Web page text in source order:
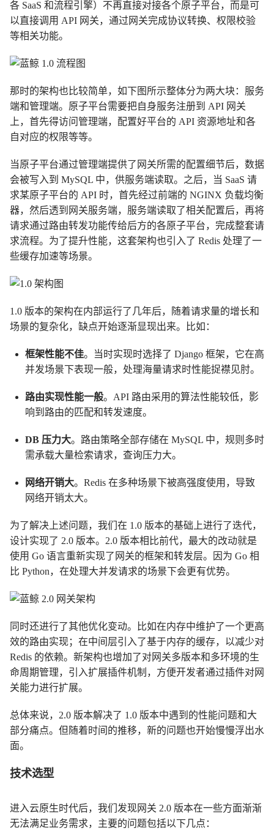
各 SaaS 和流程引擎）不再直接对接各个原子平台，而是可
以直接调用 API 网关，通过网关完成协议转换、权限校验
等相关功能。
那时的架构也比较简单，如下图所示整体分为两大块：服务
端和管理端。原子平台需要把自身服务注册到 API 网关
上，首先得访问管理端，配置好平台的 API 资源地址和各
自对应的权限等等。
当原子平台通过管理端提供了网关所需的配置细节后，数据
会被写入到 MySQL 中，供服务端读取。之后，当 SaaS 请
求某原子平台的 API 时，首先经过前端的 NGINX 负载均衡
器，然后透到网关服务端，服务端读取了相关配置后，再将
请求通过路由转发功能传给后方的各原子平台，完成整套请
求流程。为了提升性能，这套架构也引入了 Redis 处理了一
些缓存加速等场景。
1.0 版本的架构在内部运行了几年后，随着请求量的增长和
场景的复杂化，缺点开始逐渐显现出来。比如：
框架性能不佳。当时实现时选择了 Django 框架，它在高
并发场景下表现一般，处理海量请求时性能捉襟见肘。
路由实现性能一般。API 路由采用的算法性能较低，影
响到路由的匹配和转发速度。
DB 压力大。路由策略全部存储在 MySQL 中，规则多时
需承载大量检索请求，查询压力大。
网络开销大。Redis 在多种场景下被高强度使用，导致
网络开销太大。
为了解决上述问题，我们在 1.0 版本的基础上进行了迭代，
设计实现了 2.0 版本。2.0 版本相比前代，最大的改动就是
使用 Go 语言重新实现了网关的框架和转发层。因为 Go 相
比 Python，在处理大并发请求的场景下会更有优势。
同时还进行了其他优化变动。比如在内存中维护了一个更高
效的路由实现；在中间层引入了基于内存的缓存，以减少对
Redis 的依赖。新架构也增加了对网关多版本和多环境的生
命周期管理，引入扩展插件机制，方便开发者通过插件对网
关能力进行扩展。
总体来说，2.0 版本解决了 1.0 版本中遇到的性能问题和大
部分痛点。但随着时间的推移，新的问题也开始慢慢浮出水
面。
技术选型
进入云原生时代后，我们发现网关 2.0 版本在一些方面渐渐
无法满足业务需求，主要的问题包括以下几点：